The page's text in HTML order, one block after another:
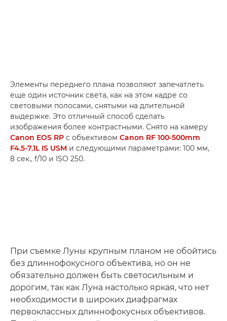
Элементы переднего плана позволяют запечатлеть
еще один источник света, как на этом кадре со
световыми полосами, снятыми на длительной
выдержке. Это отличный способ сделать
изображения более контрастными. Снято на камеру
Canon EOS RP с объективом Canon RF 100-500mm
F4.5-7.1L IS USM и следующими параметрами: 100 мм,
8 сек., f/10 и ISO 250.
При съемке Луны крупным планом не обойтись
без длиннофокусного объектива, но он не
обязательно должен быть светосильным и
дорогим, так как Луна настолько яркая, что нет
необходимости в широких диафрагмах
первоклассных длиннофокусных объективов.